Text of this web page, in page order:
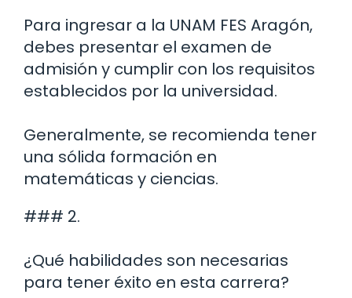
Para ingresar a la UNAM FES Aragón,
debes presentar el examen de
admisión y cumplir con los requisitos
establecidos por la universidad.
Generalmente, se recomienda tener
una sólida formación en
matemáticas y ciencias.
### 2.
¿Qué habilidades son necesarias
para tener éxito en esta carrera?